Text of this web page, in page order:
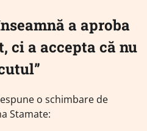
a aproba
ci a accepta că nu
o schimbare de
Stamate: